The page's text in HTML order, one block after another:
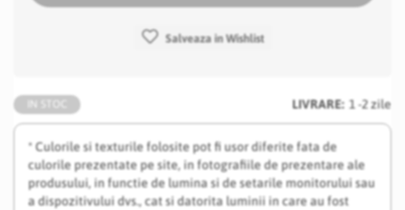
LIVRARE: 1 -2 zile
* Culorile si texturile folosite pot fi usor diferite fata de
culorile prezentate pe site, in fotografiile de prezentare ale
produsului, in functie de lumina si de setarile monitorului sau
a dispozitivului dvs., cat si datorita luminii in care au fost
Salveaza in Wishlist